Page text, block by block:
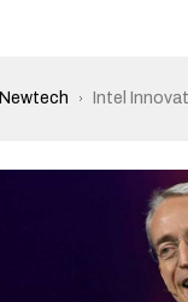
Newtech Intel